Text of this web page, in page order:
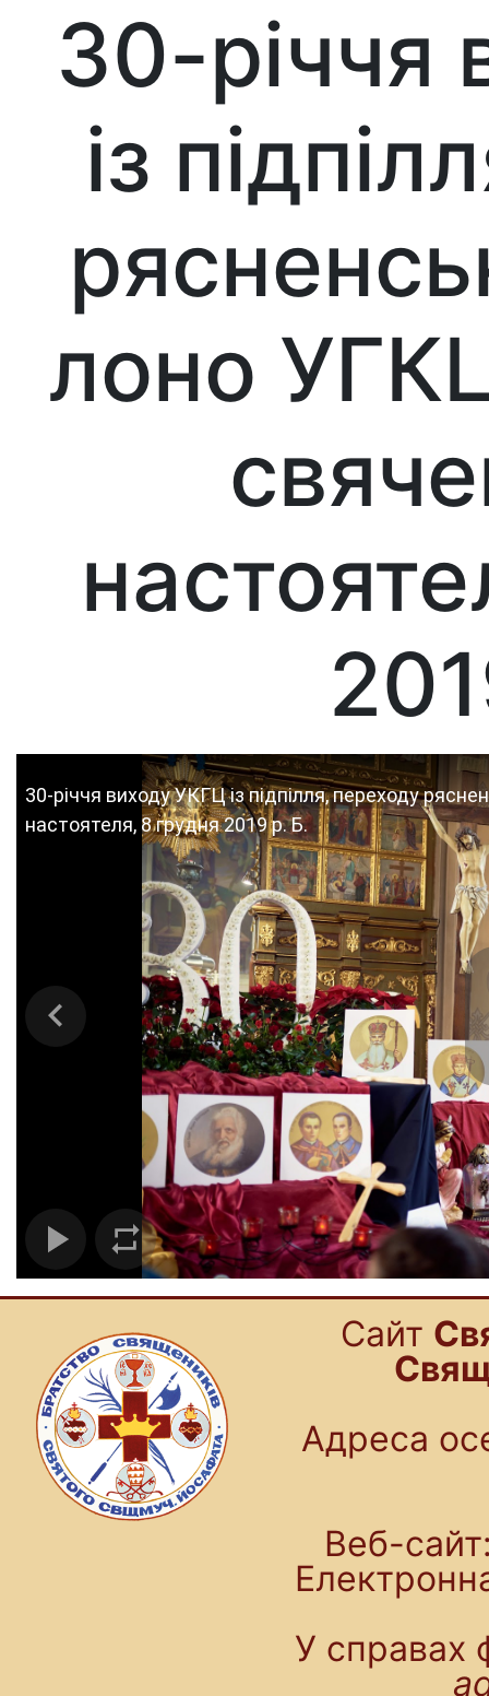
30-річчя
із
лоно
30-річчя виходу УКГЦ із підпілля, переходу
настоятеля, 8 грудня 2019 р. Б.
Cайт
Адреса
Веб-
У справах